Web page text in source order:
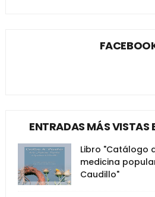
ENTRADAS MÁS VISTAS
Libro "Catálogo
medicina
Caudillo"